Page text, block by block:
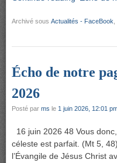
Archivé sous Actualités - FaceBook
Écho de notre
2026
Posté par ms le 1 juin 2026, 12:01
16 juin 2026 48 Vous
céleste est parfait. (Mt 5,
l’Évangile de Jésus Christ